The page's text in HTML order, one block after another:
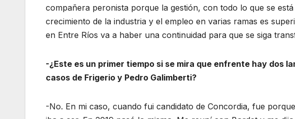
compañera peronista porque la gestión, con todo lo que se
crecimiento de la industria y el empleo en varias ramas es
en Entre Ríos va a haber una continuidad para que se siga
-¿Este es un primer tiempo si se mira que enfrente hay dos
casos de Frigerio y Pedro Galimberti?
-No. En mi caso, cuando fui candidato de Concordia, fue